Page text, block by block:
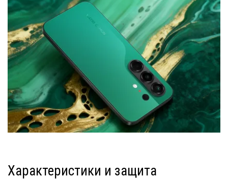
Характеристики и защита